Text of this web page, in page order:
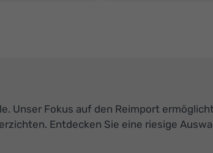
Unser Fokus auf den Reimport
Entdecken Sie eine riesige